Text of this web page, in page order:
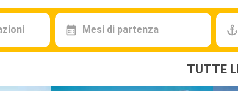
Mesi di partenza
TUTTE